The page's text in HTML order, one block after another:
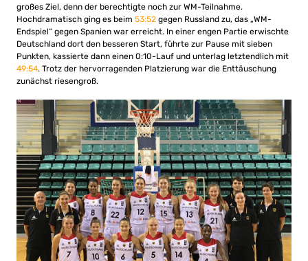
großes Ziel, denn der berechtigte noch zur WM-Teilnahme.
Hochdramatisch ging es beim 53:52 gegen Russland zu, das „WM-
Endspiel“ gegen Spanien war erreicht. In einer engen Partie erwischte
Deutschland dort den besseren Start, führte zur Pause mit sieben
Punkten, kassierte dann einen 0:10-Lauf und unterlag letztendlich mit
49:54. Trotz der hervorragenden Platzierung war die Enttäuschung
zunächst riesengroß.